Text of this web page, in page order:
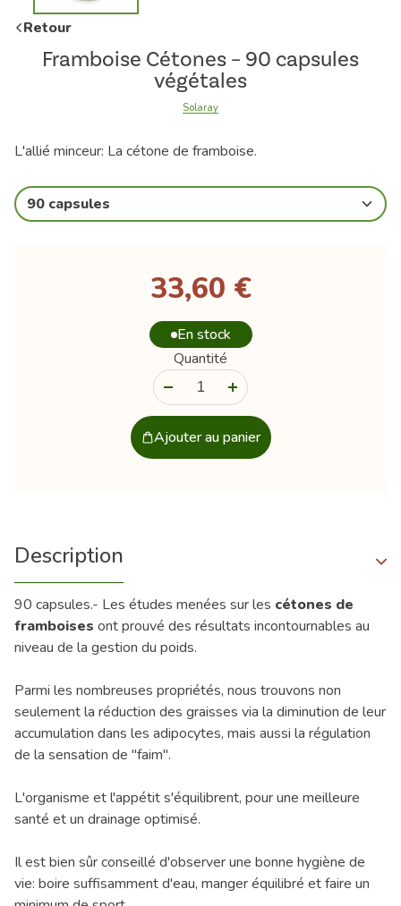
Retour
Framboise Cétones – 90 capsules
végétales
Solaray
L'allié minceur: La cétone de framboise.
90 capsules
33,60 €
En stock
Quantité
Ajouter au panier
Description
90 capsules.- Les études menées sur les cétones de
framboises ont prouvé des résultats incontournables au
niveau de la gestion du poids.
Parmi les nombreuses propriétés, nous trouvons non
seulement la réduction des graisses via la diminution de leur
accumulation dans les adipocytes, mais aussi la régulation
de la sensation de "faim".
L'organisme et l'appétit s'équilibrent, pour une meilleure
santé et un drainage optimisé.
Il est bien sûr conseillé d'observer une bonne hygiène de
vie: boire suffisamment d'eau, manger équilibré et faire un